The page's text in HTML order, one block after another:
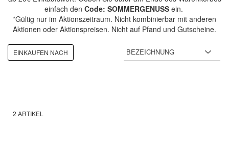
einfach den Code: SOMMERGENUSSein.
*Gültig nur im Aktionszeitraum. Nicht kombinierbar mit anderen
Aktionen oder Aktionspreisen. Nicht auf Pfand und Gutscheine.
2 ARTIKEL
EINKAUFEN NACH